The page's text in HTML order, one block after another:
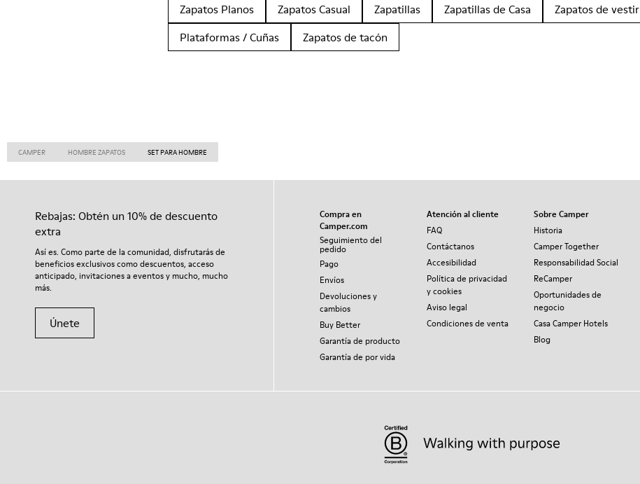
Zapatos Planos
Zapatos Casual Zapatillas Zapatillas de Casa
Zapatos de vestir
Plataformas / Cuñas
Zapatos de tacón
CAMPER HOMBRE ZAPATOS SET PARA HOMBRE
Rebajas: Obtén un 10% de descuento
extra
Así es. Como parte de la comunidad, disfrutarás de
beneficios exclusivos como descuentos, acceso
anticipado, invitaciones a eventos y mucho, mucho
más.
Únete
Compra en
Camper.com
Seguimiento del
pedido
Pago
Envíos
Devoluciones y
cambios
Buy Better
Garantía de producto
Garantía de por vida
Atención al cliente
FAQ
Contáctanos
Accesibilidad
Política de privacidad
y cookies
Aviso legal
Condiciones de venta
Sobre Camper
Historia
Camper Together
Responsabilidad Social
ReCamper
Oportunidades de
negocio
Casa Camper Hotels
Blog